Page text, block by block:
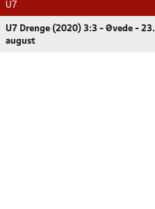
U7
U7 Drenge (2020) 3:3 - Øvede - 23.
august